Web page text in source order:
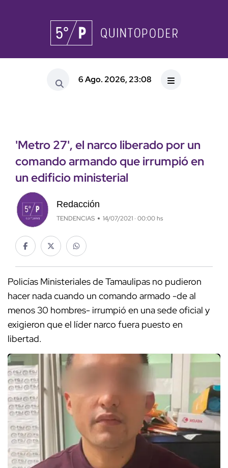
6 Ago. 2026, 23:08
'Metro 27', el narco liberado por un
comando armando que irrumpió en
un edificio ministerial
Redacción
TENDENCIAS 14/07/2021 · 00:00 hs
Policías Ministeriales de Tamaulipas no pudieron
hacer nada cuando un comando armado -de al
menos 30 hombres- irrumpió en una sede oficial y
exigieron que el líder narco fuera puesto en
libertad.